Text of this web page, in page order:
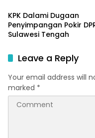
KPK Dalami Dugaan
Penyimpangan Pokir
Sulawesi Tengah
Leave a Reply
Your email address will
marked *